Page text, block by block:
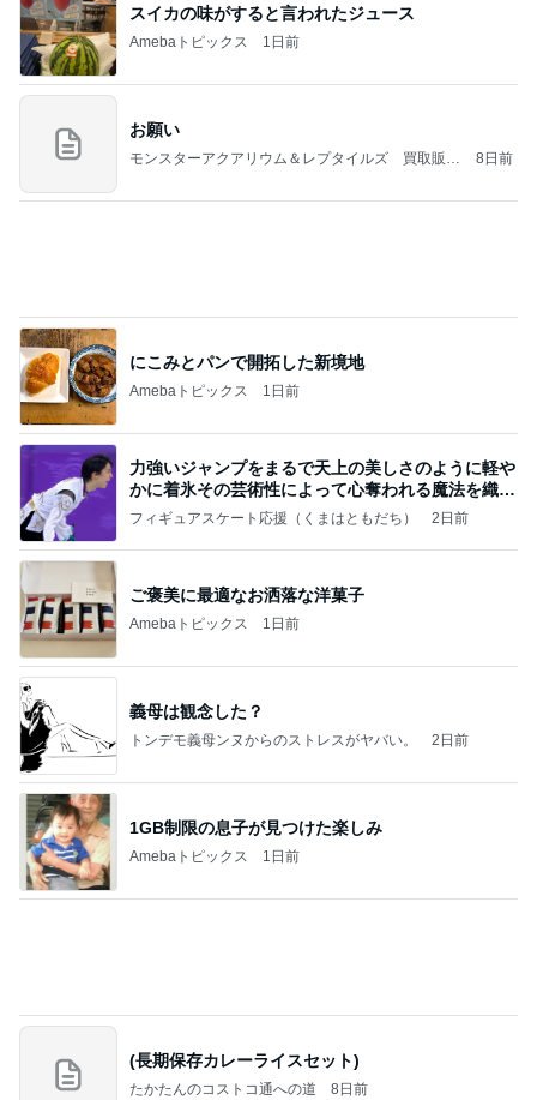
スイカの味がすると言われたジュース
Amebaトピックス 1日前
お願い
モンスターアクアリウム＆レプタイルズ 買取販売
8日前
にこみとパンで開拓した新境地
Amebaトピックス 1日前
力強いジャンプをまるで天上の美しさのように軽や
かに着氷その芸術性によって心奪われる魔法を織り
なす
フィギュアスケート応援（くまはともだち） 2日前
ご褒美に最適なお洒落な洋菓子
Amebaトピックス 1日前
義母は観念した？
トンデモ義母ンヌからのストレスがヤバい。 2日前
1GB制限の息子が見つけた楽しみ
Amebaトピックス 1日前
(長期保存カレーライスセット)
たかたんのコストコ通への道 8日前